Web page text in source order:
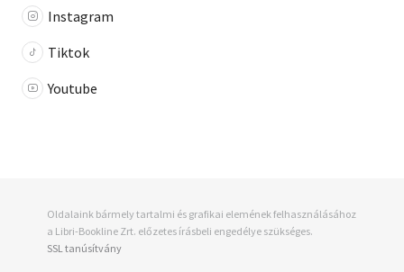
Instagram
Tiktok
Youtube
Oldalaink bármely tartalmi és grafikai elemének felhasználásához
a Libri-Bookline Zrt. előzetes írásbeli engedélye szükséges.
SSL tanúsítvány